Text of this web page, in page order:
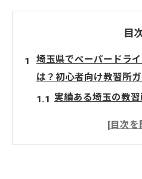
目
埼玉県でペーパードラ
は？初心者向け教習所
実績ある埼玉の教
個々のペースに合